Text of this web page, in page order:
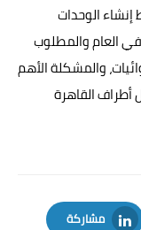
١٩٧٦ بدأت أنماط إنشاء الوحدات
الوقت تم إنشاء ٤٨ وحدة في العام والمطلوب
والمشكلة الأهم
أطراف القاهرة
مشاركة